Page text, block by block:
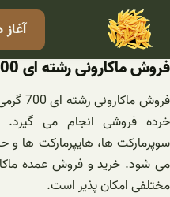
محتوا
فروش ماکارونی رشته ای 700 گرمی به صورت عمده
فروش
خرده فروشی انجام می گیرد.
سوپرمارکت ها، هایپرمارکت ها
می شود. خرید و فروش عمده
مختلفی امکان پذیر است.